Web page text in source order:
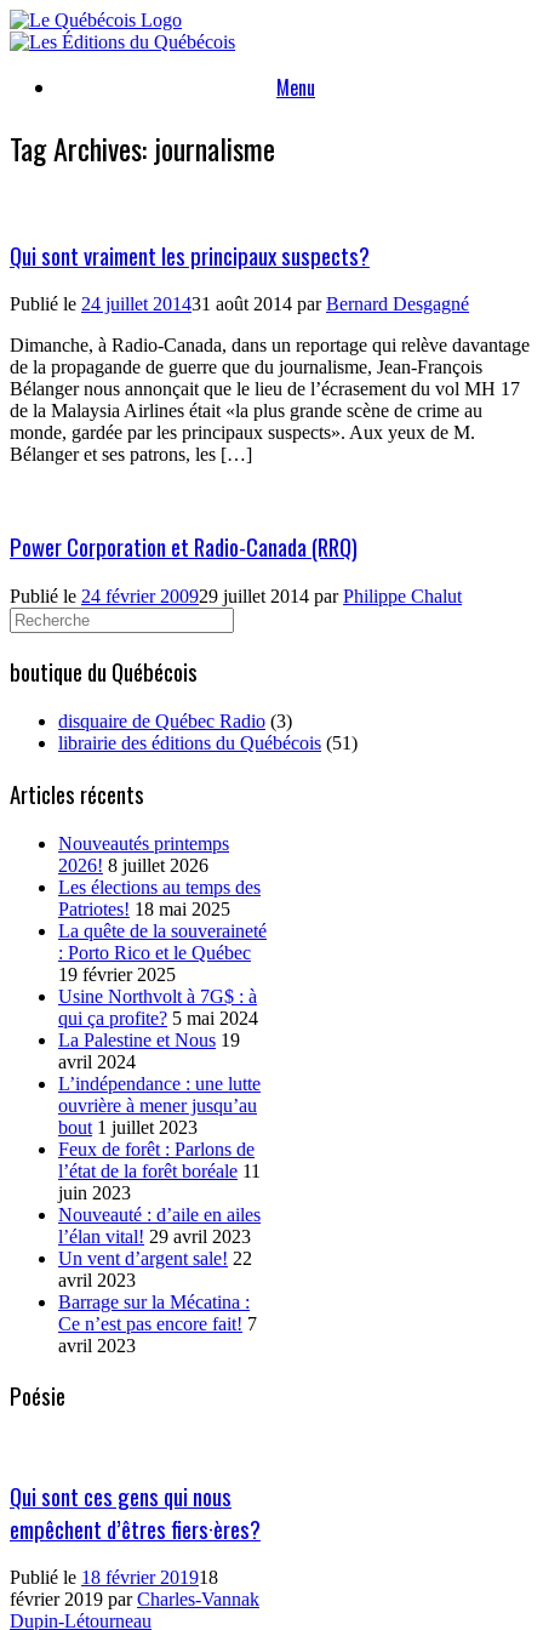
Skip
to
Menu
Tag Archives: journalisme
Qui sont vraiment les principaux suspects?
Publié le 24 juillet 201431 août 2014 parBernard Desgagné
Dimanche, à Radio-Canada, dans un reportage qui relève davantage
de la propagande de guerre que du journalisme, Jean-François
Bélanger nous annonçait que le lieu de l’écrasement du vol MH 17
de la Malaysia Airlines était «la plus grande scène de crime au
monde, gardée par les principaux suspects». Aux yeux de M.
Bélanger et ses patrons, les […]
Power Corporation et Radio-Canada (RRQ)
Publié le 24 février 200929 juillet 2014 parPhilippe Chalut
Search
for:
boutique du Québécois
disquaire de Québec Radio (3)
librairie des éditions du Québécois (51)
Articles récents
Nouveautés printemps
2026! 8 juillet 2026
Les élections au temps des
Patriotes! 18 mai 2025
La quête de la souveraineté
: Porto Rico et le Québec
19 février 2025
Usine Northvolt à 7G$ : à
qui ça profite? 5 mai 2024
La Palestine et Nous 19
avril 2024
L’indépendance : une lutte
ouvrière à mener jusqu’au
bout 1 juillet 2023
Feux de forêt : Parlons de
l’état de la forêt boréale 11
juin 2023
Nouveauté : d’aile en ailes
l’élan vital! 29 avril 2023
Un vent d’argent sale! 22
avril 2023
Barrage sur la Mécatina :
Ce n’est pas encore fait! 7
avril 2023
Poésie
Qui sont ces gens qui nous
empêchent d’êtres fiers·ères?
Publié le 18 février 201918
février 2019 parCharles-Vannak
Dupin-Létourneau